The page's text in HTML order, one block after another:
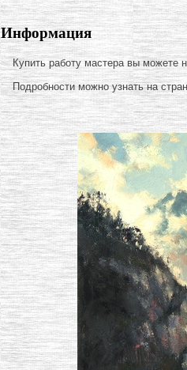
Информация
Купить работу мастера вы можете
Подробности можно узнать на